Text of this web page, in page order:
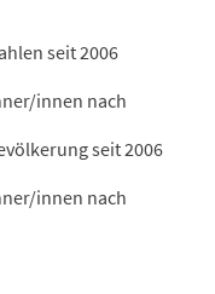
seit 2006
innen nach
seit 2006
innen nach